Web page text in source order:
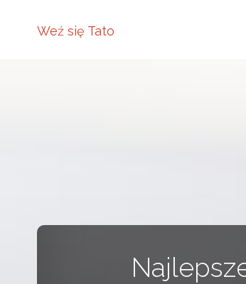
Weź się Tato